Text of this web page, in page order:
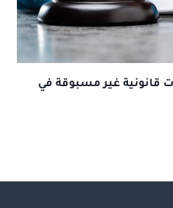
تحولات قانونية غير مسبوقة في